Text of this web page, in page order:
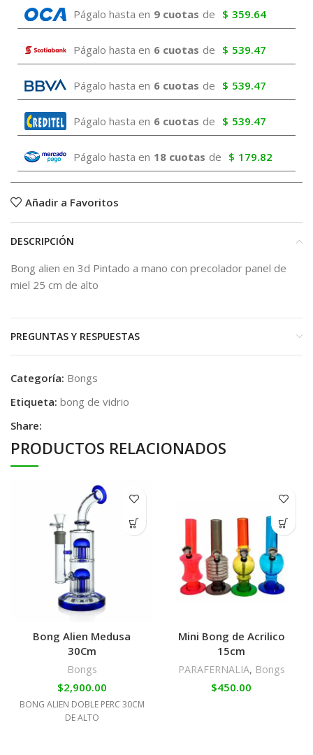
Págalo hasta en 9 cuotas de $ 359.64
Págalo hasta en 6 cuotas de $ 539.47
Págalo hasta en 6 cuotas de $ 539.47
Págalo hasta en 6 cuotas de $ 539.47
Págalo hasta en 18 cuotas de $ 179.82
Añadir a Favoritos
DESCRIPCIÓN
Bong alien en 3d Pintado a mano con precolador panel de
miel 25 cm de alto
PREGUNTAS Y RESPUESTAS
Categoría: Bongs
Etiqueta: bong de vidrio
Share:
PRODUCTOS RELACIONADOS
Bong Alien Medusa
30Cm
Bongs
$2,900.00
BONG ALIEN DOBLE PERC 30CM
DE ALTO
Mini Bong de Acrilico
15cm
PARAFERNALIA, Bongs
$450.00